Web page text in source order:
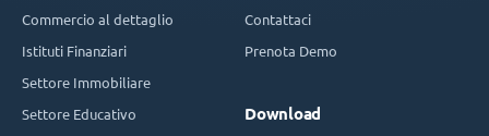
Commercio al dettaglio
Istituti Finanziari
Settore Immobiliare
Settore Educativo
Contattaci
Prenota Demo
Download